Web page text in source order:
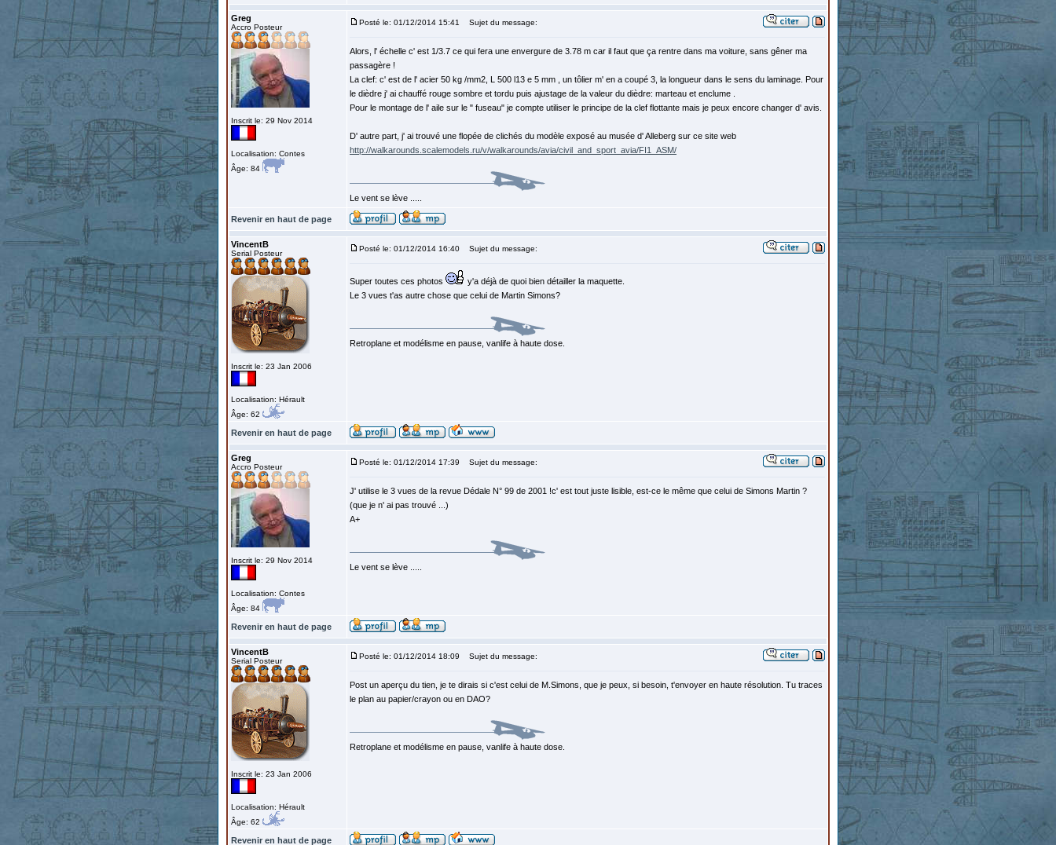
Greg
Accro Posteur
Inscrit le: 29 Nov 2014
Localisation: Contes
Âge: 84
Posté le: 01/12/2014 15:41 Sujet du message:
Alors, l' échelle c' est 1/3.7 ce qui fera une envergure de 3.78 m car il faut que ça rentre dans ma voiture, sans gêner ma
passagère !
La clef: c' est de l' acier 50 kg /mm2, L 500 l13 e 5 mm , un tôlier m' en a coupé 3, la longueur dans le sens du laminage. Pour
le dièdre j' ai chauffé rouge sombre et tordu puis ajustage de la valeur du dièdre: marteau et enclume .
Pour le montage de l' aile sur le " fuseau" je compte utiliser le principe de la clef flottante mais je peux encore changer d' avis.
D' autre part, j' ai trouvé une flopée de clichés du modèle exposé au musée d' Alleberg sur ce site web
http://walkarounds.scalemodels.ru/v/walkarounds/avia/civil_and_sport_avia/FI1_ASM/
Le vent se lève .....
Revenir en haut de page
VincentB
Serial Posteur
Inscrit le: 23 Jan 2006
Localisation: Hérault
Âge: 62
Posté le: 01/12/2014 16:40 Sujet du message:
Super toutes ces photos
y'a déjà de quoi bien détailler la maquette.
Le 3 vues t'as autre chose que celui de Martin Simons?
Retroplane et modélisme en pause, vanlife à haute dose.
Revenir en haut de page
Greg
Accro Posteur
Inscrit le: 29 Nov 2014
Localisation: Contes
Âge: 84
Posté le: 01/12/2014 17:39 Sujet du message:
J' utilise le 3 vues de la revue Dédale N° 99 de 2001 !c' est tout juste lisible, est-ce le même que celui de Simons Martin ?
(que je n' ai pas trouvé ...)
A+
Le vent se lève .....
Revenir en haut de page
VincentB
Serial Posteur
Inscrit le: 23 Jan 2006
Localisation: Hérault
Âge: 62
Posté le: 01/12/2014 18:09 Sujet du message:
Post un aperçu du tien, je te dirais si c'est celui de M.Simons, que je peux, si besoin, t'envoyer en haute résolution. Tu traces
le plan au papier/crayon ou en DAO?
Retroplane et modélisme en pause, vanlife à haute dose.
Revenir en haut de page